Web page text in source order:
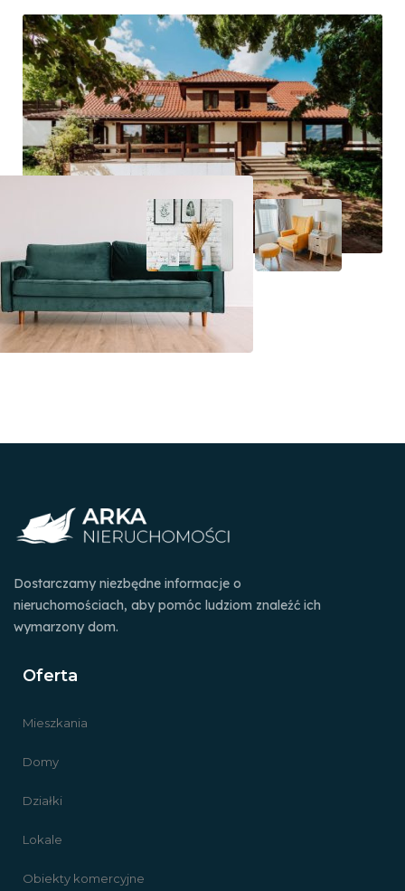
Dostarczamy niezbędne informacje o
nieruchomościach, aby pomóc ludziom znaleźć ich
wymarzony dom.
Oferta
Mieszkania
Domy
Działki
Lokale
Obiekty komercyjne